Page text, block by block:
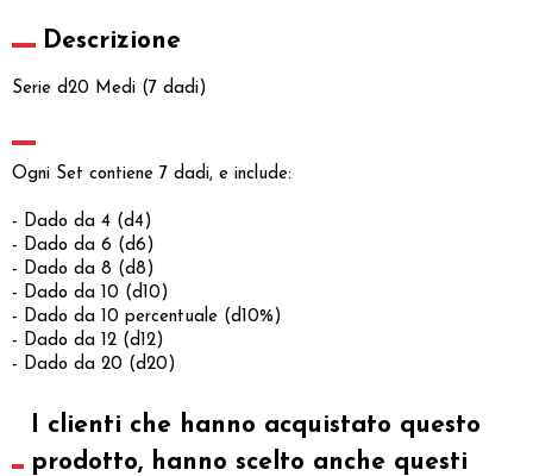
Descrizione
Serie d20 Medi (7 dadi)
Ogni Set contiene 7 dadi, e include:
- Dado da 4 (d4)
- Dado da 6 (d6)
- Dado da 8 (d8)
- Dado da 10 (d10)
- Dado da 10 percentuale (d10%)
- Dado da 12 (d12)
- Dado da 20 (d20)
I clienti che hanno acquistato questo
prodotto, hanno scelto anche questi